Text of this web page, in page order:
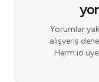
Yorumlar
alışveriş
Herm.io